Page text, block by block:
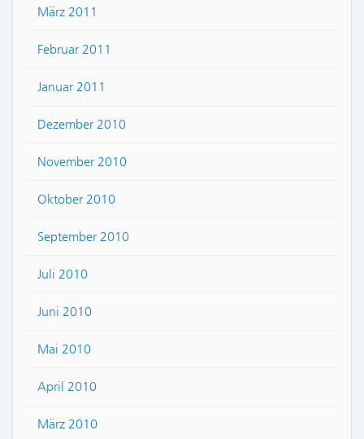
März 2011
Februar 2011
Januar 2011
Dezember 2010
November 2010
Oktober 2010
September 2010
Juli 2010
Juni 2010
Mai 2010
April 2010
März 2010